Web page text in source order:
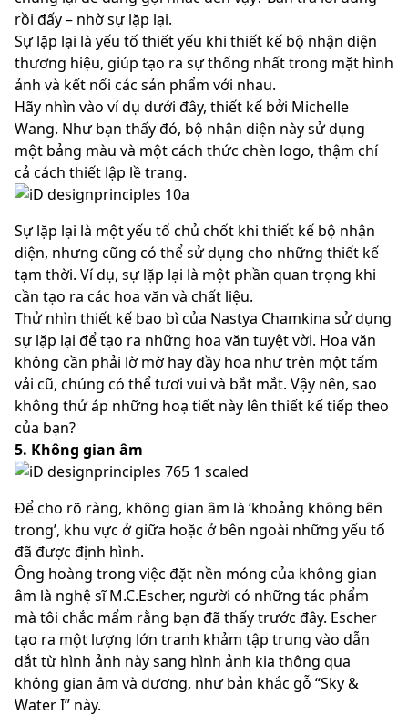
rồi đấy – nhờ sự lặp lại.
Sự lặp lại là yếu tố thiết yếu khi thiết kế bộ nhận diện
thương hiệu, giúp tạo ra sự thống nhất trong mặt hình
ảnh và kết nối các sản phẩm với nhau.
Hãy nhìn vào ví dụ dưới đây, thiết kế bởi Michelle
Wang. Như bạn thấy đó, bộ nhận diện này sử dụng
một bảng màu và một cách thức chèn logo, thậm chí
cả cách thiết lập lề trang.
Sự lặp lại là một yếu tố chủ chốt khi thiết kế bộ nhận
diện, nhưng cũng có thể sử dụng cho những thiết kế
tạm thời. Ví dụ, sự lặp lại là một phần quan trọng khi
cần tạo ra các hoa văn và chất liệu.
Thử nhìn thiết kế bao bì của Nastya Chamkina sử dụng
sự lặp lại để tạo ra những hoa văn tuyệt vời. Hoa văn
không cần phải lờ mờ hay đầy hoa như trên một tấm
vải cũ, chúng có thể tươi vui và bắt mắt. Vậy nên, sao
không thử áp những hoạ tiết này lên thiết kế tiếp theo
của bạn?
5. Không gian âm
Để cho rõ ràng, không gian âm là ‘khoảng không bên
trong’, khu vực ở giữa hoặc ở bên ngoài những yếu tố
đã được định hình.
Ông hoàng trong việc đặt nền móng của không gian
âm là nghệ sĩ M.C.Escher, người có những tác phẩm
mà tôi chắc mẩm rằng bạn đã thấy trước đây. Escher
tạo ra một lượng lớn tranh khảm tập trung vào dẫn
dắt từ hình ảnh này sang hình ảnh kia thông qua
không gian âm và dương, như bản khắc gỗ “Sky &
Water I” này.